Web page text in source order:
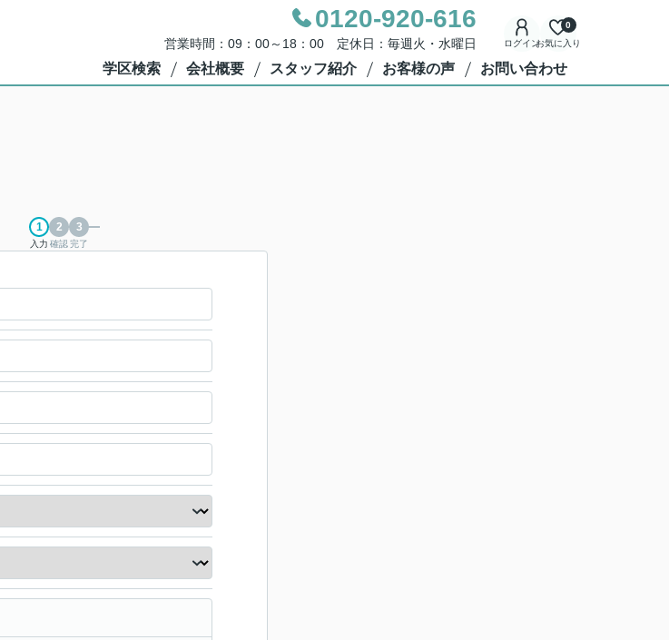
0120-920-616
営業時間：09：00～18：00 定休日：毎週火・水曜日 ログインお気に入り
0
学区検索 会社概要 スタッフ紹介 お客様の声 お問い合わせ
入力 確認完了